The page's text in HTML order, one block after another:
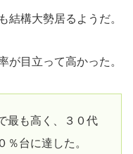
結構大勢居るようだ。
が目立って高かった。
最も高く、３０代
％台に達した。